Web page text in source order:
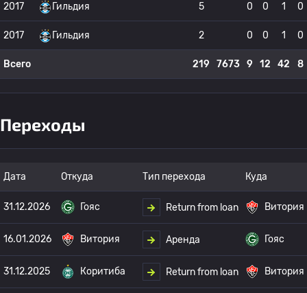
2017 Гильдия 5 0 0 1 0
2017 Гильдия 2 0 0 1 0
Всего 219 7673 9 12 42 8
Переходы
Дата Откуда Тип перехода Куда
31.12.2026 Гояс Return from loan Витория
16.01.2026 Витория Аренда Гояс
31.12.2025 Коритиба Return from loan Витория